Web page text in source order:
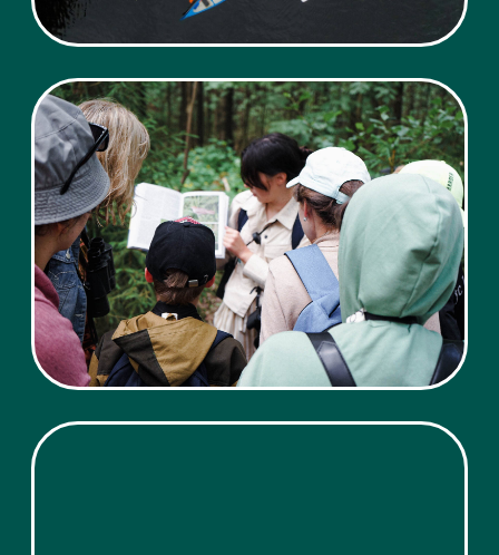
к врачам и многое другое. Но однажды
в ее плотном графике появились